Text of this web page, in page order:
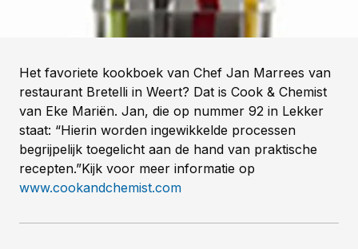
Het favoriete kookboek van Chef Jan Marrees van
restaurant Bretelli in Weert? Dat is Cook & Chemist
van Eke Mariën. Jan, die op nummer 92 in Lekker
staat: “Hierin worden ingewikkelde processen
begrijpelijk toegelicht aan de hand van praktische
recepten.”Kijk voor meer informatie op
www.cookandchemist.com